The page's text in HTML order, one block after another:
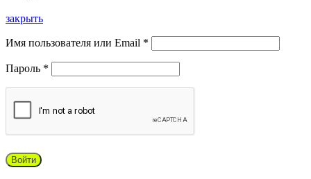
закрыть
Имя пользователя или Email *
Пароль *
Войти